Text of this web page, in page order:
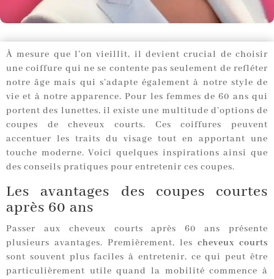
À mesure que l’on vieillit, il devient crucial de choisir
une coiffure qui ne se contente pas seulement de refléter
notre âge mais qui s’adapte également à notre style de
vie et à notre apparence. Pour les femmes de 60 ans qui
portent des lunettes, il existe une multitude d’options de
coupes de cheveux courts. Ces coiffures peuvent
accentuer les traits du visage tout en apportant une
touche moderne. Voici quelques inspirations ainsi que
des conseils pratiques pour entretenir ces coupes.
Les avantages des coupes courtes
après 60 ans
Passer aux cheveux courts après 60 ans présente
plusieurs avantages. Premièrement, les cheveux courts
sont souvent plus faciles à entretenir, ce qui peut être
particulièrement utile quand la mobilité commence à